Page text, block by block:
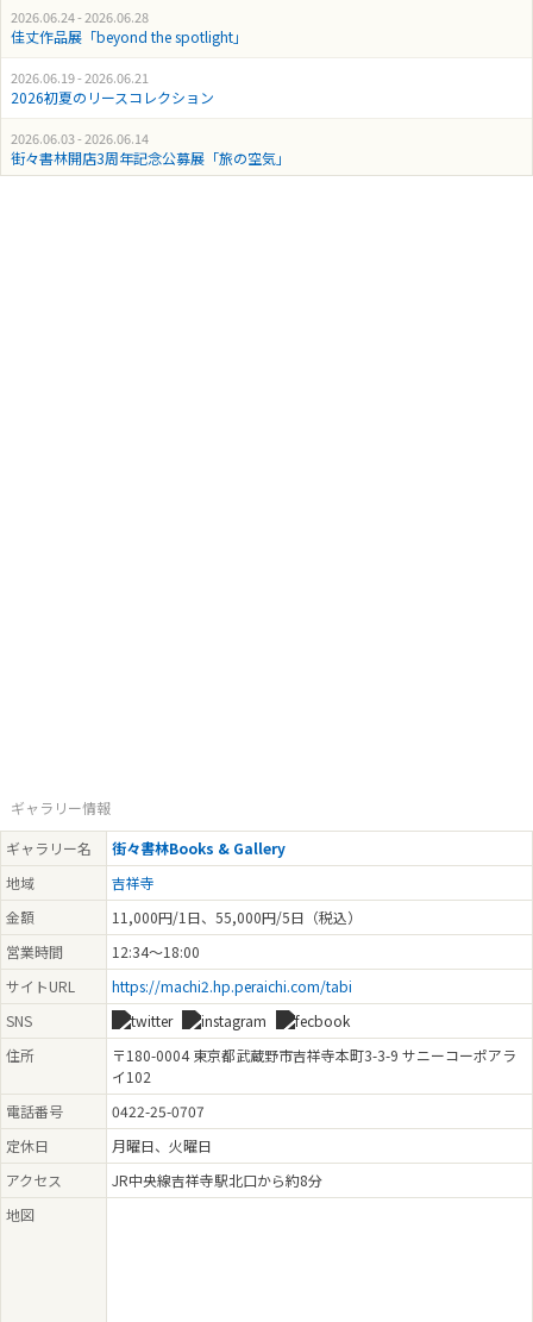
2026.06.24 - 2026.06.28
佳丈作品展「beyond the spotlight」
2026.06.19 - 2026.06.21
2026初夏のリースコレクション
2026.06.03 - 2026.06.14
街々書林開店3周年記念公募展「旅の空気」
2025.12.03 - 2025.12.07
山口かほり個展 みつけもの Moments Through Lines
2025.11.28 - 2025.11.30
写真?展 ナーサリーライム
2025.11.19 - 2025.11.27
2026年街々書林カレンダー写真展開催
2025.11.12 - 2025.11.16
染と織のふたり展
2025.11.05 - 2025.11.09
手製本作家 コイドサチコ個展 図書館ねこキヨシシリーズ9「森のおはなし会」
原画展 同時開催 色えんぴつスケッチ展
2025.10.19 - 2025.10.19
中山少年のポジティブ展〜似顔絵もあるよ〜
2025.10.01 - 2025.10.18
ギャラリー情報
ギャラリー名
街々書林Books & Gallery
地域
吉祥寺
金額
11,000円/1日、55,000円/5日（税込）
営業時間
12:34～18:00
サイトURL
https://machi2.hp.peraichi.com/tabi
SNS
住所
〒180-0004 東京都武蔵野市吉祥寺本町3-3-9 サニーコーポアラ
イ102
電話番号
0422-25-0707
定休日
月曜日、火曜日
アクセス
JR中央線吉祥寺駅北口から約8分
地図